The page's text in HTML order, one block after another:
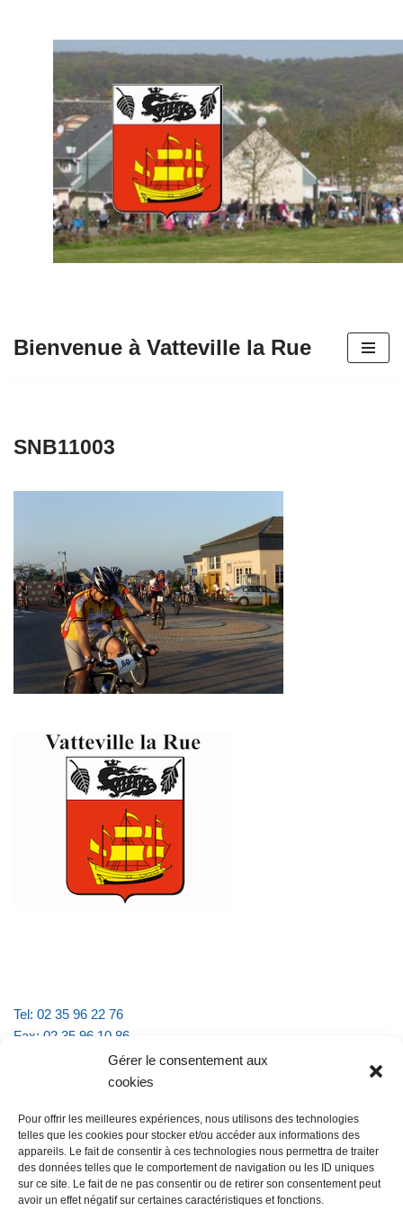
Gérer le consentement aux
cookies
Pour offrir les meilleures expériences, nous utilisons des technologies
telles que les cookies pour stocker et/ou accéder aux informations des
appareils. Le fait de consentir à ces technologies nous permettra de traiter
des données telles que le comportement de navigation ou les ID uniques
sur ce site. Le fait de ne pas consentir ou de retirer son consentement peut
avoir un effet négatif sur certaines caractéristiques et fonctions.
contenu
Bienvenue à Vatteville la Rue
SNB11003
Tel: 02 35 96 22 76
Fax: 02 35 96 10 86
Email : mairie.vattevillelarue@wanadoo.fr
lundi et jeudi de 9h à 11h30
mardi et vendredi de 16h à 18h30